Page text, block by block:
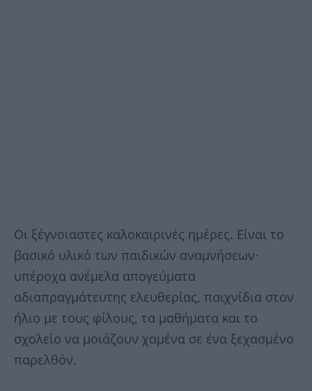
Οι ξέγνοιαστες καλοκαιρινές ημέρες. Είναι το
βασικό υλικό των παιδικών αναμνήσεων·
υπέροχα ανέμελα απογεύματα
αδιαπραγμάτευτης ελευθερίας, παιχνίδια στον
ήλιο με τους φίλους, τα μαθήματα και το
σχολείο να μοιάζουν χαμένα σε ένα ξεχασμένο
παρελθόν.